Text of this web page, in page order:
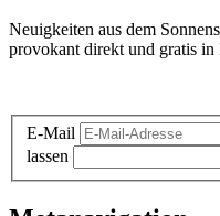
Neuigkeiten aus dem
provokant direkt und gratis in
E-Mail
lassen